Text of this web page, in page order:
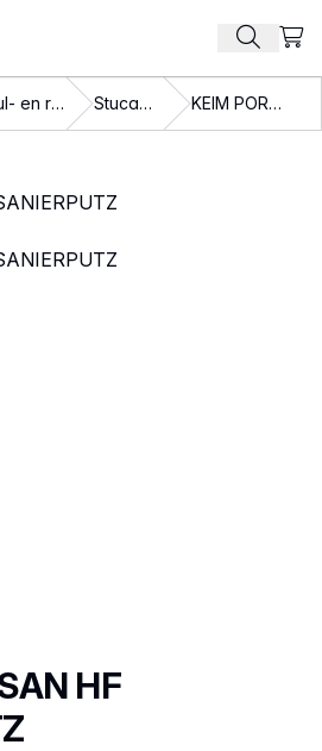
Zoek
Vul- en reparatiemiddelen Stucadoorsmaterialen KEIM POROSAN HF SANIERPUTZ
HF